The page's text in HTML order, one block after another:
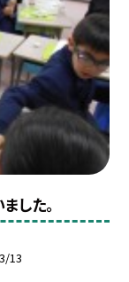
した。
13